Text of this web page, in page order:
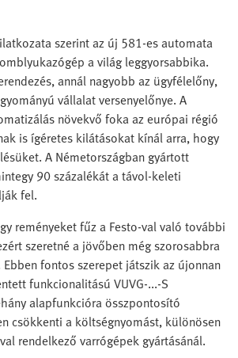
szerint az új 581-es automata
a világ leggyorsabbika.
annál nagyobb az ügyfélelőny,
vállalat versenyelőnye. A
növekvő foka az európai régió
is ígéretes kilátásokat kínál arra, hogy
A Németországban gyártott
90 százalékát a távol-keleti
fel.
reményeket fűz a Festo-val való további
szeretné a jövőben még szorosabbra
fontos szerepet játszik az újonnan
funkcionalitású VUVG-...-S
alapfunkcióra összpontosító
csökkenti a költségnyomást, különösen
rendelkező varrógépek gyártásánál.